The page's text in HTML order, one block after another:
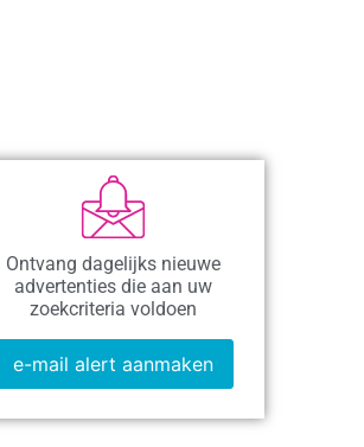
Ontvang dagelijks nieuwe
advertenties die aan uw
zoekcriteria voldoen
e-mail alert aanmaken